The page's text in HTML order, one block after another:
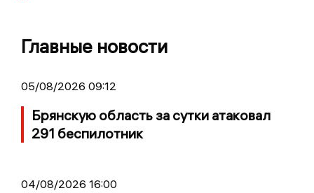
Главные новости
05/08/2026 09:12
Брянскую область за сутки атаковал
291 беспилотник
04/08/2026 16:00